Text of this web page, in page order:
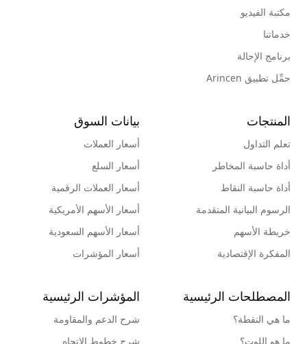
مكتبة الفيديو
خدماتنا
برنامج الإحالة
حمِّل تطبيق Arincen
المنتجات
تعلم التداول
أداة حاسبة المخاطر
أداة حاسبة النقاط
الرسوم البيانية المتقدمة
خريطة الأسهم
المفكرة الإقتصادية
بيانات السوق
أسعار العملات
أسعار السلع
أسعار العملات الرقمية
أسعار الأسهم الأمريكية
أسعار الأسهم السعودية
أسعار المؤشرات
المصطلحات الرئيسية
ما هي النقطة؟
ما هو اللوت؟
المؤشرات الرئيسية
شرح الدعم والمقاومة
شرح خطوط الإتجاه